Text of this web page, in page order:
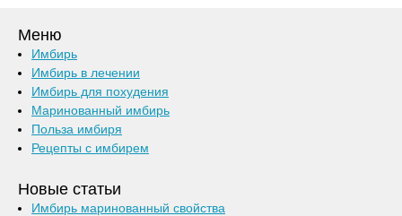
Меню
Имбирь
Имбирь в лечении
Имбирь для похудения
Маринованный имбирь
Польза имбиря
Рецепты с имбирем
Новые статьи
Имбирь маринованный свойства